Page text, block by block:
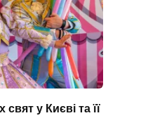
свят у Києві та її